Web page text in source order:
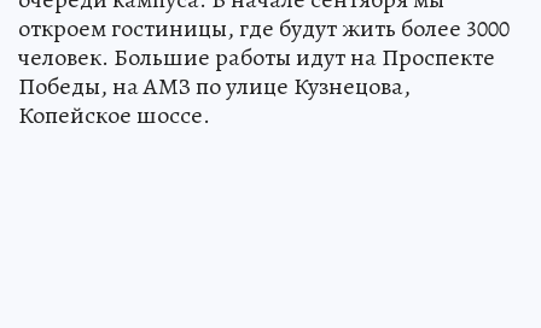
откроем гостиницы, где будут жить более 3000
человек. Большие работы идут на Проспекте
Победы, на АМЗ по улице Кузнецова,
Копейское шоссе.